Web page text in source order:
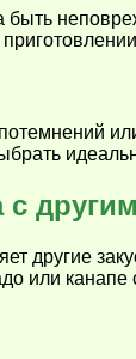
с
другие
или